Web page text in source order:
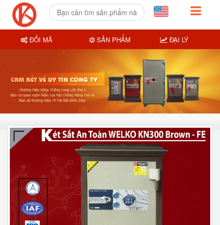
ĐỔI MÃ SẢN PHẨM ĐẠI LÝ